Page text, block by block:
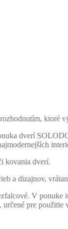
ktoré
dverí
kovania dverí.
a dizajnov,
V
určené pre